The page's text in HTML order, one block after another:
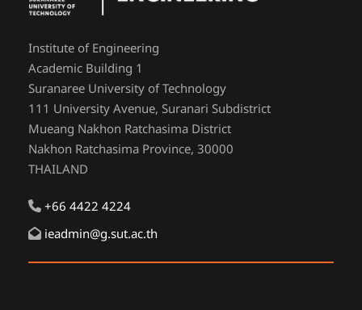
Institute of Engineering
Academic Building 1
Suranaree University of Technology
111 University Avenue, Suranari Subdistrict
Mueang Nakhon Ratchasima District
Nakhon Ratchasima Province, 30000
THAILAND
+66 4422 4224
ieadmin@g.sut.ac.th